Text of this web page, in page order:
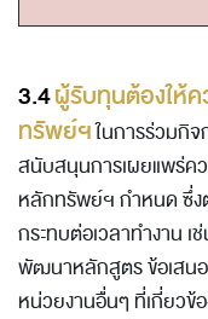
3.4ผู้รับทุนต้องให้
ทรัพย์ฯในการร่วมกิ
สนับสนุนการเผยแพร่ค
หลักทรัพย์ฯ กำหนด ซึ่
กระทบต่อเวลาทำงาน
พัฒนาหลักสูตร ข้อเสน
หน่วยงานอื่นๆ ที่เกี่ยวข้